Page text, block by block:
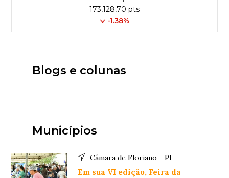
173,128,70 pts
-1.38%
Blogs e colunas
Municípios
Câmara de Floriano - PI
Em sua VI edição, Feira da